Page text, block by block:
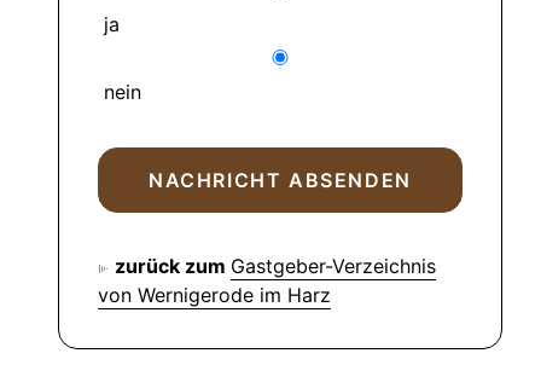
ja
nein
zurück zum Gastgeber-Verzeichnis
von Wernigerode im Harz